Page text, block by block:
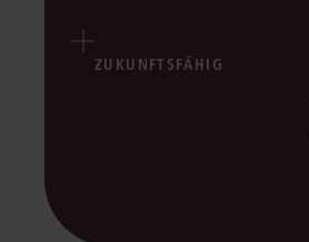
ZUKUNFTSFÄHIG